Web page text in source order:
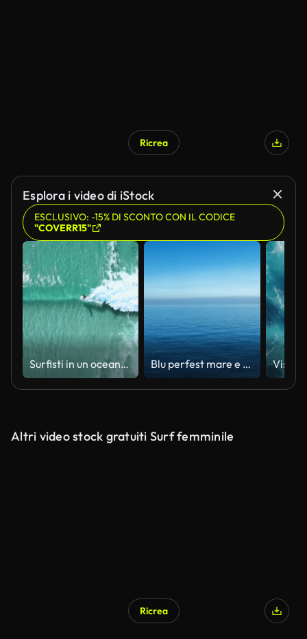
Generato da IA
Ricrea
Esplora i video di iStock
ESCLUSIVO: -15% DI SCONTO CON IL CODICE
"COVERR15"
Surfisti in un oceano turchese trasparente e onde perfette. Veduta aerea Blu perfest mare e cielo
Altri video stock gratuiti Surf femminile
Ricrea